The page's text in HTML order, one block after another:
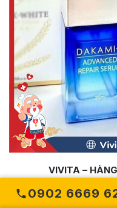
VIVITA –
0902 6669